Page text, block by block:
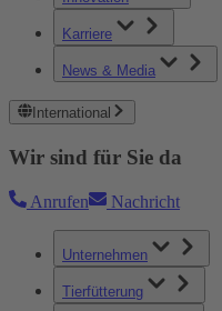
Karriere
News & Media
International
Wir sind für Sie da
Anrufen Nachricht
Unternehmen
Tierfütterung